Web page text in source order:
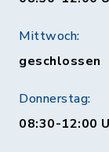
Mittwoch:
geschlossen
Donnerstag:
08:30-12:00